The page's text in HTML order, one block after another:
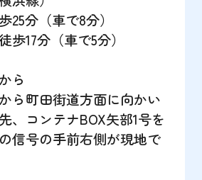
25分（車で8分）
歩17分（車で5分）
ら
ら町田街道方面に向かい
、コンテナBOX矢部1号を
信号の手前右側が現地で